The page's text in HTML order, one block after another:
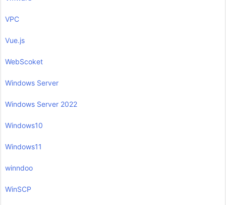
VPC
Vue.js
WebScoket
Windows Server
Windows Server 2022
Windows10
Windows11
winndoo
WinSCP